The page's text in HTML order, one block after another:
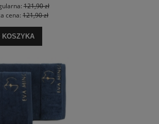
121,90 zł
cena: 121,90 zł
KOSZYKA